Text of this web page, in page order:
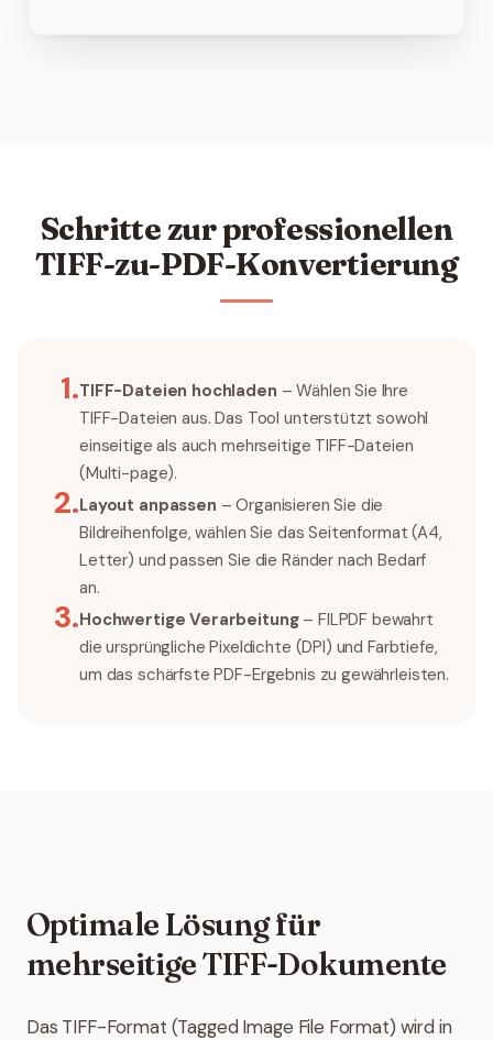
Schritte zur professionellen
TIFF-zu-PDF-Konvertierung
1.TIFF-Dateien hochladen – Wählen Sie Ihre
TIFF-Dateien aus. Das Tool unterstützt sowohl
einseitige als auch mehrseitige TIFF-Dateien
(Multi-page).
2.Layout anpassen – Organisieren Sie die
Bildreihenfolge, wählen Sie das Seitenformat (A4,
Letter) und passen Sie die Ränder nach Bedarf
an.
3.Hochwertige Verarbeitung– FILPDF bewahrt
die ursprüngliche Pixeldichte (DPI) und Farbtiefe,
um das schärfste PDF-Ergebnis zu gewährleisten.
Optimale Lösung für
mehrseitige TIFF-Dokumente
Das TIFF-Format (Tagged Image File Format) wird in